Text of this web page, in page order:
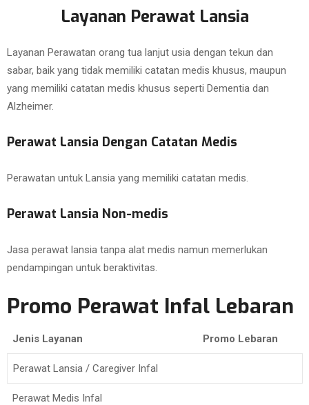
Layanan Perawat Lansia
Layanan Perawatan orang tua lanjut usia dengan tekun dan
sabar, baik yang tidak memiliki catatan medis khusus, maupun
yang memiliki catatan medis khusus seperti Dementia dan
Alzheimer.
Perawat Lansia Dengan Catatan Medis
Perawatan untuk Lansia yang memiliki catatan medis.
Perawat Lansia Non-medis
Jasa perawat lansia tanpa alat medis namun memerlukan
pendampingan untuk beraktivitas.
Promo Perawat Infal Lebaran
Jenis Layanan Promo Lebaran
Perawat Lansia / Caregiver Infal
Perawat Medis Infal